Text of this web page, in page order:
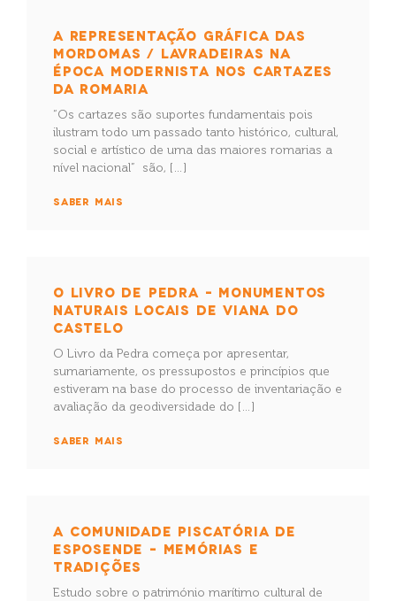
A REPRESENTAÇÃO GRÁFICA DAS
MORDOMAS / LAVRADEIRAS NA
ÉPOCA MODERNISTA NOS CARTAZES
DA ROMARIA
“Os cartazes são suportes fundamentais pois
ilustram todo um passado tanto histórico, cultural,
social e artístico de uma das maiores romarias a
nível nacional” são, […]
SABER MAIS
O LIVRO DE PEDRA – MONUMENTOS
NATURAIS LOCAIS DE VIANA DO
CASTELO
O Livro da Pedra começa por apresentar,
sumariamente, os pressupostos e princípios que
estiveram na base do processo de inventariação e
avaliação da geodiversidade do […]
SABER MAIS
A COMUNIDADE PISCATÓRIA DE
ESPOSENDE – MEMÓRIAS E
TRADIÇÕES
Estudo sobre o património marítimo cultural de